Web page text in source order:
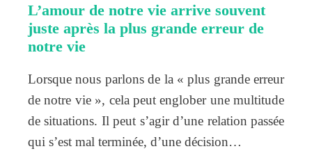
L’amour de notre vie arrive souvent
juste après la plus grande erreur de
notre vie
Lorsque nous parlons de la « plus grande erreur
de notre vie », cela peut englober une multitude
de situations. Il peut s’agir d’une relation passée
qui s’est mal terminée, d’une décision…